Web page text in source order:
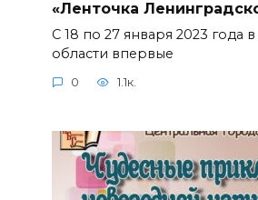
«Ленточка
С 18 по 27 января 2023 года
области впервые
0 1.1к.